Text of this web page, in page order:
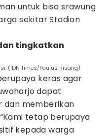
untuk bisa srawung
sekitar Stadion
tingkatkan
(IDN Times/Paulus Risang)
keras agar
dapat
dan memberikan
tetap berupaya
kepada warga